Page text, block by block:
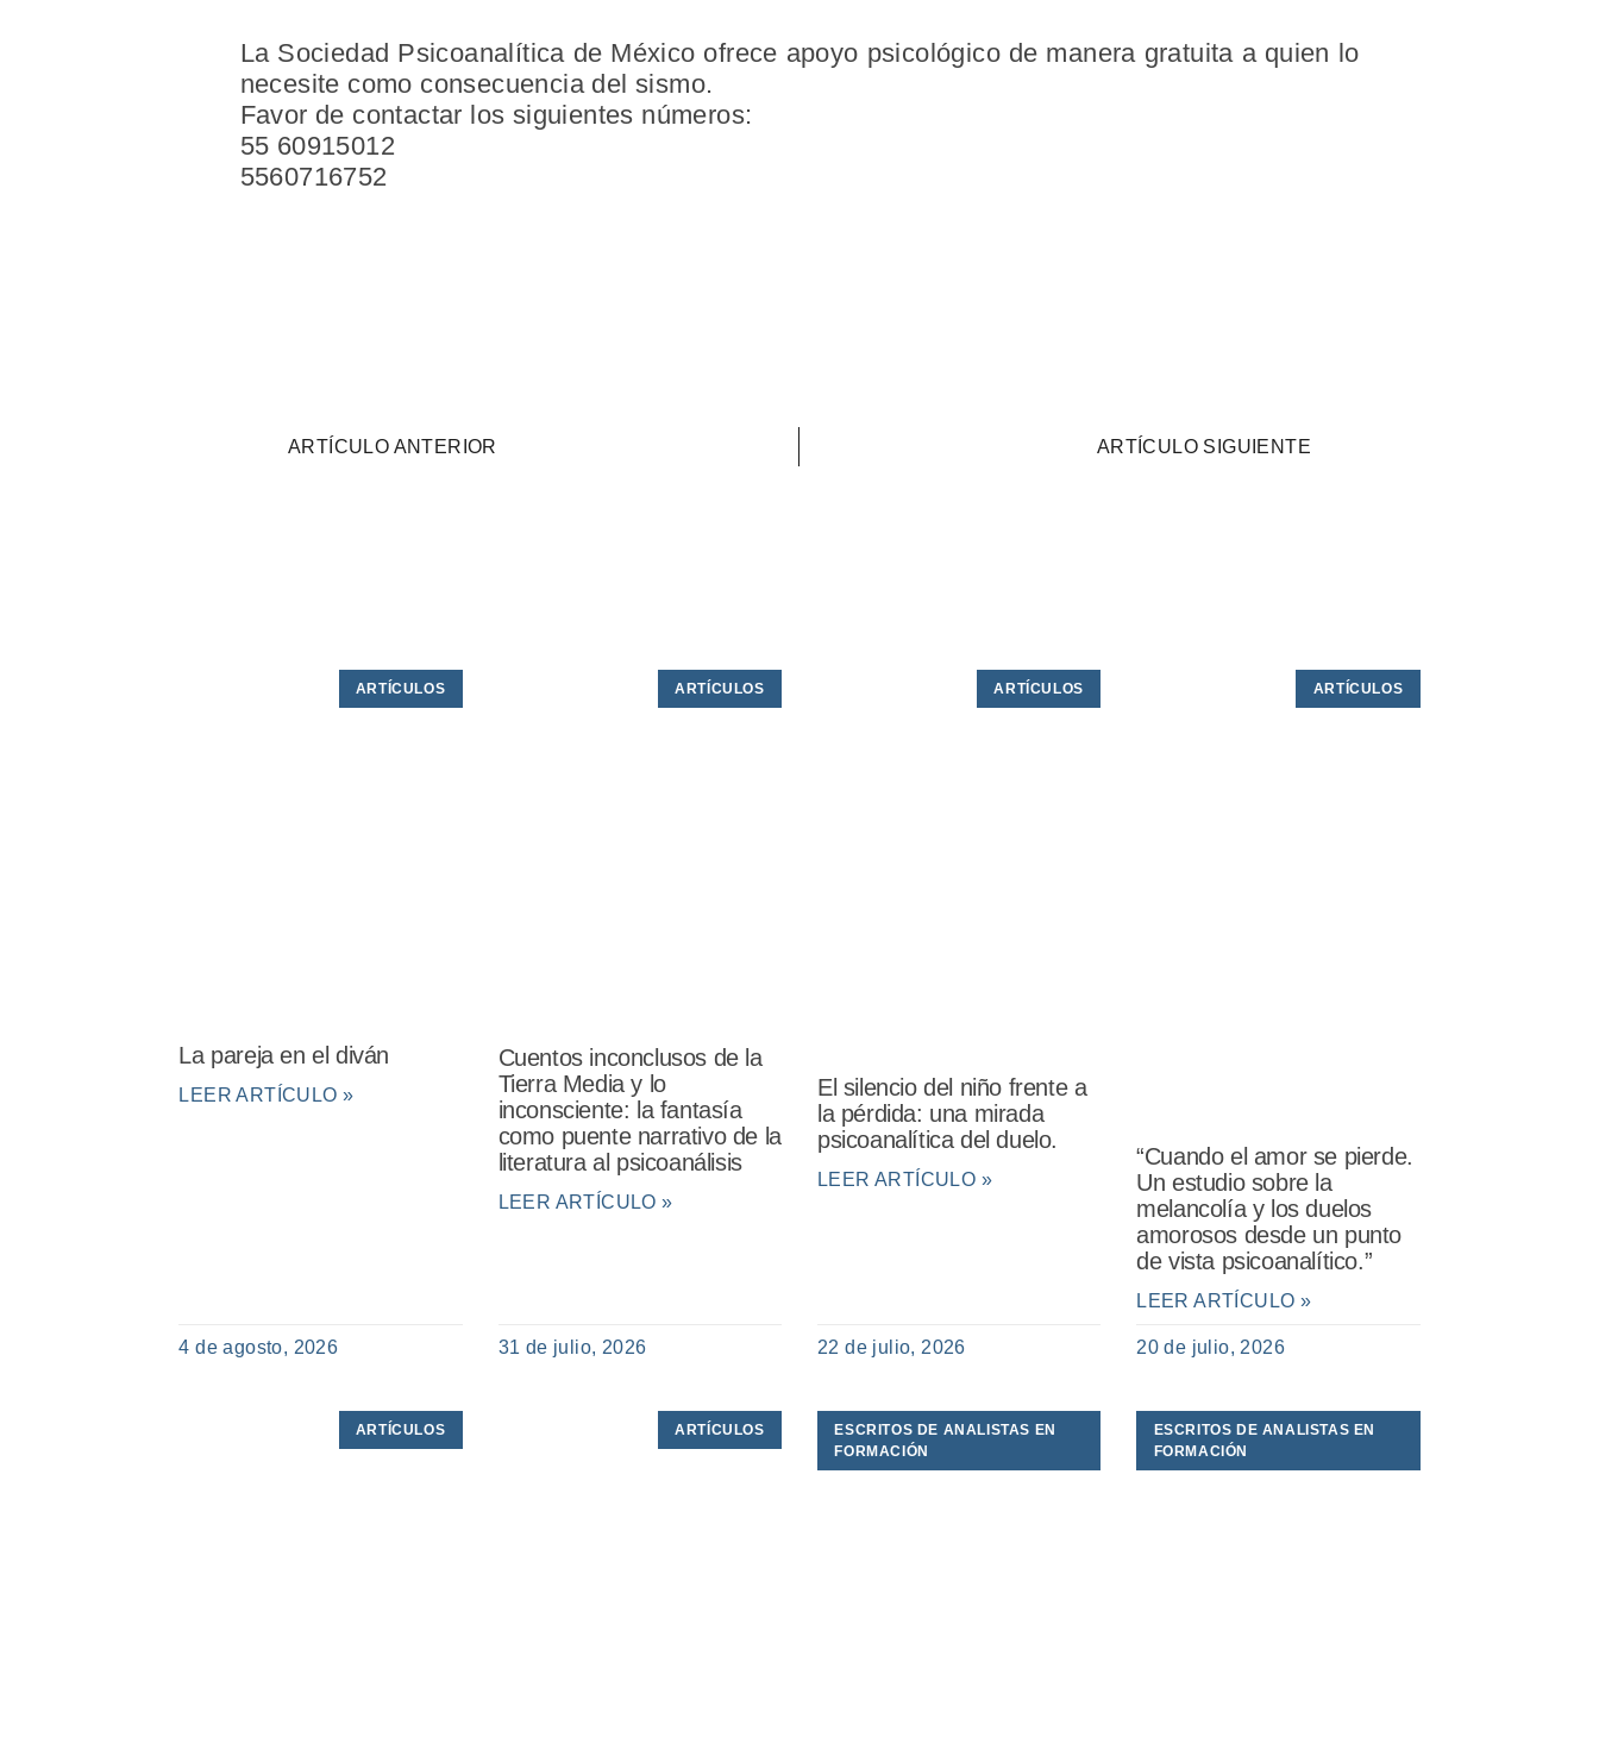
La Sociedad Psicoanalítica de México ofrece apoyo psicológico de manera gratuita a quien lo
necesite como consecuencia del sismo.
Favor de contactar los siguientes números:
55 60915012
5560716752
ARTÍCULO ANTERIOR ARTÍCULO SIGUIENTE
ARTÍCULOS
La pareja en el diván
LEER ARTÍCULO »
4 de agosto, 2026
ARTÍCULOS
Cuentos inconclusos de la
Tierra Media y lo
inconsciente: la fantasía
como puente narrativo de la
literatura al psicoanálisis
LEER ARTÍCULO »
31 de julio, 2026
ARTÍCULOS
El silencio del niño frente a
la pérdida: una mirada
psicoanalítica del duelo.
LEER ARTÍCULO »
22 de julio, 2026
ARTÍCULOS
“Cuando el amor se pierde.
Un estudio sobre la
melancolía y los duelos
amorosos desde un punto
de vista psicoanalítico.”
LEER ARTÍCULO »
20 de julio, 2026
ARTÍCULOS ARTÍCULOS
ESCRITOS DE ANALISTAS EN
FORMACIÓN
ESCRITOS DE ANALISTAS EN
FORMACIÓN